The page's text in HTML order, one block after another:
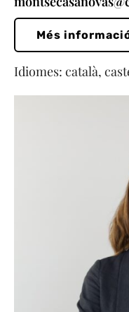
Més
Idiomes: català,